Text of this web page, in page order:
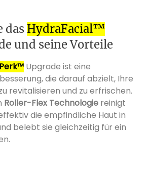
das HydraFacial™
und seine Vorteile
Upgrade ist eine
die darauf abzielt, Ihre
revitalisieren und zu erfrischen.
Roller-Flex Technologie reinigt
die empfindliche Haut in
belebt sie gleichzeitig für ein